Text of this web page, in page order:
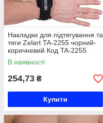
Накладки для підтягування та
тяги Zelart TA-2255 чорний-
коричневий Код TA-2255
В наявності
254,73 ₴
Купити